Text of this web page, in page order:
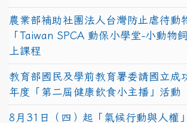
農業部補助社團法人台灣防止虐待動
「Taiwan SPCA 動保小學堂-小動物
上課程
教育部國民及學前教育署委請國立成
年度「第二屆健康飲食小主播」活動
8月31日（四）起「氣候行動與人權